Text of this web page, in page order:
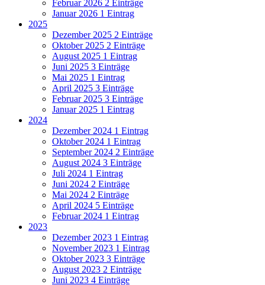
Februar 2026 2 Einträge
Januar 2026 1 Eintrag
2025
Dezember 2025 2 Einträge
Oktober 2025 2 Einträge
August 2025 1 Eintrag
Juni 2025 3 Einträge
Mai 2025 1 Eintrag
April 2025 3 Einträge
Februar 2025 3 Einträge
Januar 2025 1 Eintrag
2024
Dezember 2024 1 Eintrag
Oktober 2024 1 Eintrag
September 2024 2 Einträge
August 2024 3 Einträge
Juli 2024 1 Eintrag
Juni 2024 2 Einträge
Mai 2024 2 Einträge
April 2024 5 Einträge
Februar 2024 1 Eintrag
2023
Dezember 2023 1 Eintrag
November 2023 1 Eintrag
Oktober 2023 3 Einträge
August 2023 2 Einträge
Juni 2023 4 Einträge